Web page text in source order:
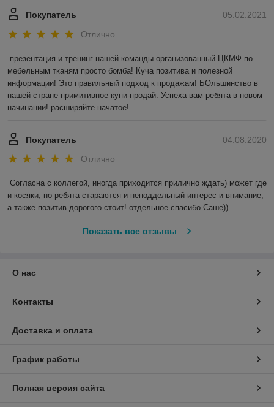
05.02.2021
Покупатель
Отлично
презентация и тренинг нашей команды организованный ЦКМФ по
мебельным тканям просто бомба! Куча позитива и полезной
информации! Это правильный подход к продажам! БОльшинство в
нашей стране примитивное купи-продай. Успеха вам ребята в новом
начинании! расширяйте начатое!
04.08.2020
Покупатель
Отлично
Согласна с коллегой, иногда приходится прилично ждать) может где
и косяки, но ребята стараются и неподдельный интерес и внимание,
а также позитив дорогого стоит! отдельное спасибо Саше))
Показать все отзывы
О нас
Контакты
Доставка и оплата
График работы
Полная версия сайта